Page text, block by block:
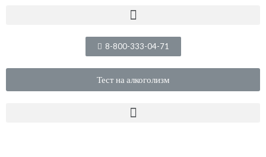
8-800-333-04-71
Тест на алкоголизм